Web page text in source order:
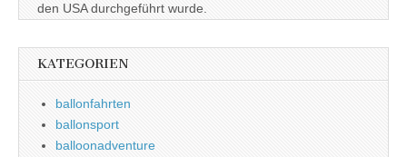
den USA durchgeführt wurde.
KATEGORIEN
ballonfahrten
ballonsport
balloonadventure